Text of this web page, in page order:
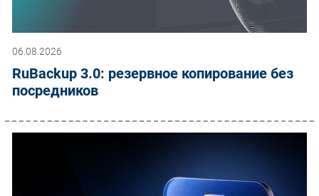
06.08.2026
RuBackup 3.0: резервное копирование без
посредников